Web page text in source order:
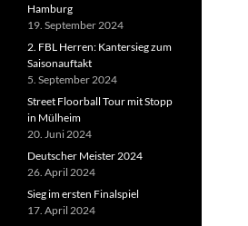
Hamburg
19. September 2024
2. FBL Herren: Kantersieg zum
Saisonauftakt
5. September 2024
Street Floorball Tour mit Stopp
in Mülheim
20. Juni 2024
Deutscher Meister 2024
26. April 2024
Sieg im ersten Finalspiel
17. April 2024